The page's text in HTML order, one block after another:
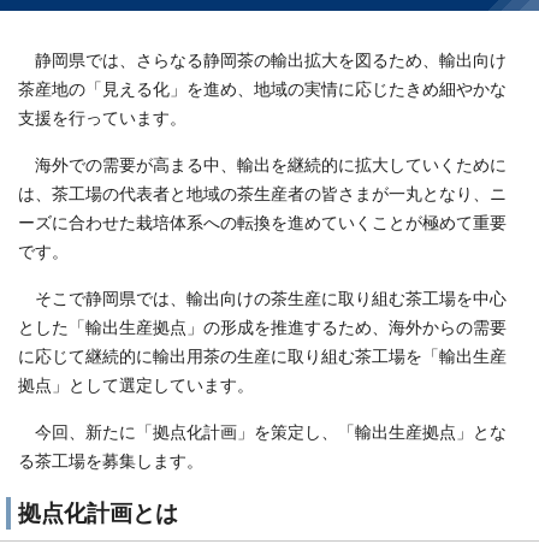
静岡県では、さらなる静岡茶の輸出拡大を図るため、輸出向け
茶産地の「見える化」を進め、地域の実情に応じたきめ細やかな
支援を行っています。
海外での需要が高まる中、輸出を継続的に拡大していくために
は、茶工場の代表者と地域の茶生産者の皆さまが一丸となり、ニ
ーズに合わせた栽培体系への転換を進めていくことが極めて重要
です。
そこで静岡県では、輸出向けの茶生産に取り組む茶工場を中心
とした「輸出生産拠点」の形成を推進するため、海外からの需要
に応じて継続的に輸出用茶の生産に取り組む茶工場を「輸出生産
拠点」として選定しています。
今回、新たに「拠点化計画」を策定し、「輸出生産拠点」とな
る茶工場を募集します。
拠点化計画とは